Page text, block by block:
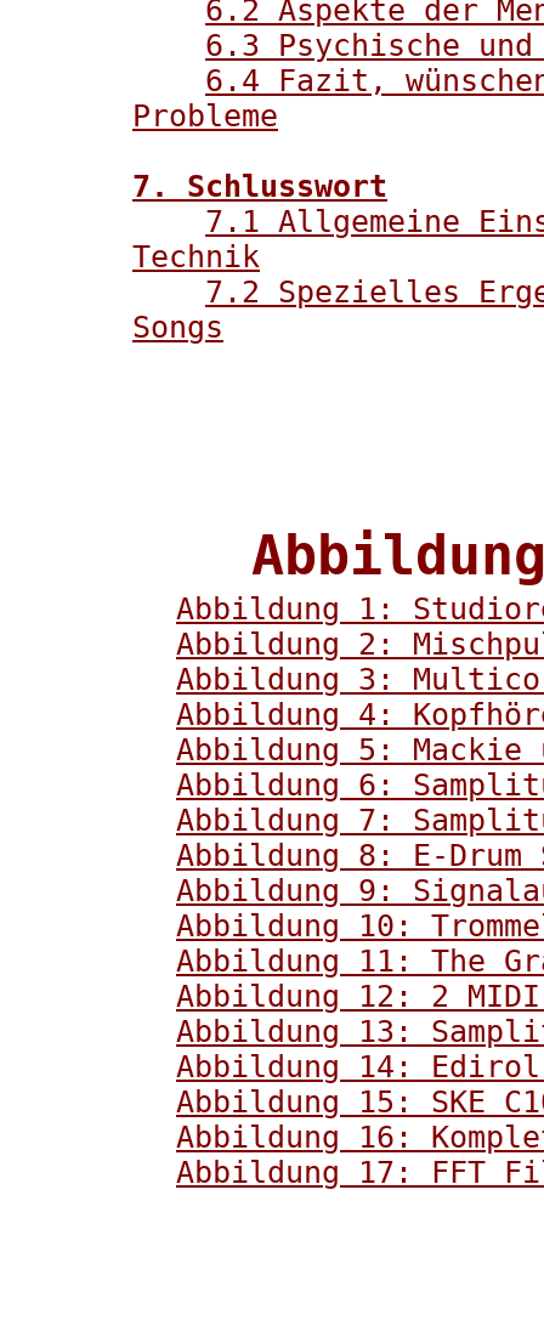
6.2 Aspekte der
6.3 Psychische
6.4 Fazit,
Probleme
7. Schlusswort
7.1 Allgemeine
Technik
7.2 Spezielles
Songs
Abbildung 1:
Abbildung 2:
Abbildung 3:
Abbildung 4:
Abbildung 5: Mackie
Abbildung 6:
Abbildung 7:
Abbildung 8: E-
Abbildung 9:
Abbildung 10:
Abbildung 11: The
Abbildung 12: 2 MIDI
Abbildung 13:
Abbildung 14:
Abbildung 15: SKE
Abbildung 16:
Abbildung 17: FFT